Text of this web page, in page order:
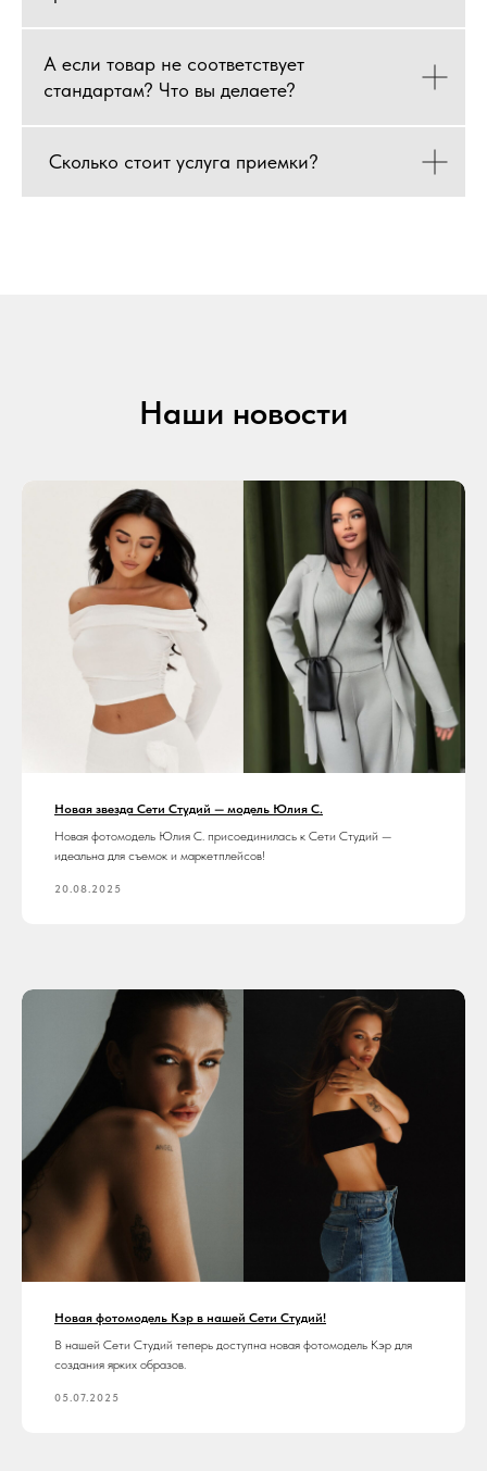
А если товар не соответствует
стандартам? Что вы делаете?
Сколько стоит услуга приемки?
Наши новости
Новая звезда Сети Студий — модель Юлия С.
Новая фотомодель Юлия С. присоединилась к Сети Студий —
идеальна для съемок и маркетплейсов!
20.08.2025
Новая фотомодель Кэр в нашей Сети Студий!
В нашей Сети Студий теперь доступна новая фотомодель Кэр для
создания ярких образов.
05.07.2025